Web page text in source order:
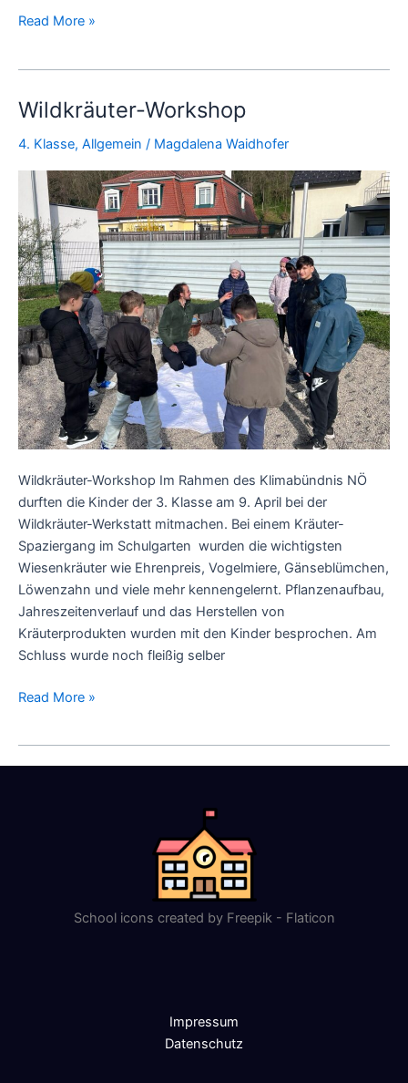
Read More »
Wildkräuter-Workshop
4. Klasse, Allgemein / Magdalena Waidhofer
Wildkräuter-Workshop Im Rahmen des Klimabündnis NÖ
durften die Kinder der 3. Klasse am 9. April bei der
Wildkräuter-Werkstatt mitmachen. Bei einem Kräuter-
Spaziergang im Schulgarten wurden die wichtigsten
Wiesenkräuter wie Ehrenpreis, Vogelmiere, Gänseblümchen,
Löwenzahn und viele mehr kennengelernt. Pflanzenaufbau,
Jahreszeitenverlauf und das Herstellen von
Kräuterprodukten wurden mit den Kinder besprochen. Am
Schluss wurde noch fleißig selber
Wildkräuter-
Read More »
School icons created by Freepik - Flaticon
Impressum
Datenschutz